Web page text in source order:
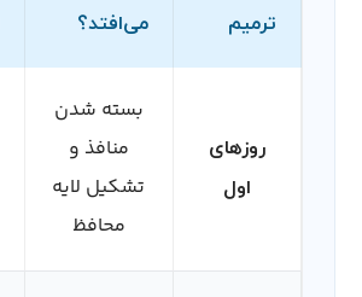
ترمیم
می‌افتد؟
روزهای
اول
بسته شدن
منافذ و
تشکیل لایه
محافظ